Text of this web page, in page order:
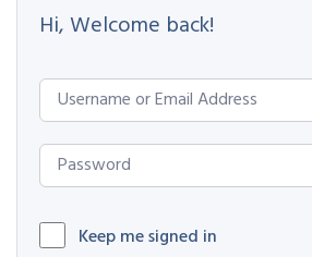
Hi, Welcome back!
Keep me signed in